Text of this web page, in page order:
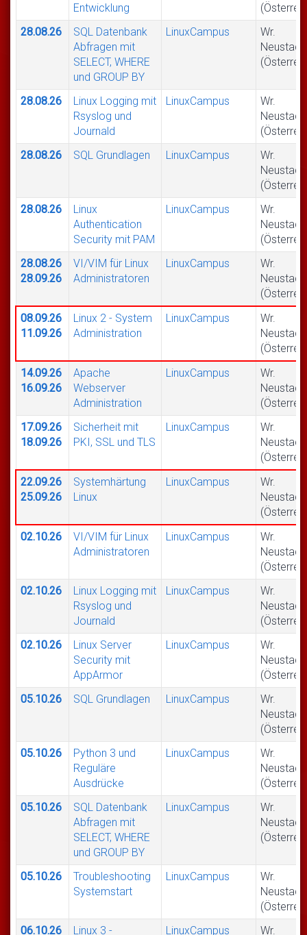
Entwicklung
28.08.26
SQL Datenbank
Abfragen mit
SELECT, WHERE
und GROUP BY
LinuxCampus
Wr.
Neustadt
28.08.26
Linux Logging mit
Rsyslog und
Journald
LinuxCampus
Wr.
Neustadt
28.08.26
SQL Grundlagen LinuxCampus
Wr.
Neustadt
28.08.26
Linux
Authentication
Security mit PAM
LinuxCampus
Wr.
Neustadt
28.08.26
28.09.26
VI/VIM für Linux
Administratoren
LinuxCampus
Wr.
Neustadt
08.09.26
11.09.26
Linux 2 - System
Administration
LinuxCampus
Wr.
Neustadt
14.09.26
16.09.26
Apache
Webserver
Administration
LinuxCampus
Wr.
Neustadt
17.09.26
18.09.26
Sicherheit mit
PKI, SSL und TLS
LinuxCampus
Wr.
Neustadt
22.09.26
25.09.26
Systemhärtung
Linux
LinuxCampus
Wr.
Neustadt
02.10.26
VI/VIM für Linux
Administratoren
LinuxCampus
Wr.
Neustadt
02.10.26
Linux Logging mit
Rsyslog und
Journald
LinuxCampus
Wr.
Neustadt
02.10.26
Linux Server
Security mit
AppArmor
LinuxCampus
Wr.
Neustadt
05.10.26
SQL Grundlagen LinuxCampus
Wr.
Neustadt
05.10.26
Python 3 und
Reguläre
Ausdrücke
LinuxCampus
Wr.
Neustadt
05.10.26
SQL Datenbank
Abfragen mit
SELECT, WHERE
und GROUP BY
LinuxCampus
Wr.
Neustadt
05.10.26
Troubleshooting
Systemstart
LinuxCampus
Wr.
Neustadt
06.10.26
Linux 3 - LinuxCampus Wr.